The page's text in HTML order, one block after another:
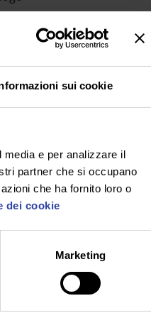
sui cookie
e per analizzare il
partner che si occupano
che ha fornito loro o
dei cookie
Marketing
di